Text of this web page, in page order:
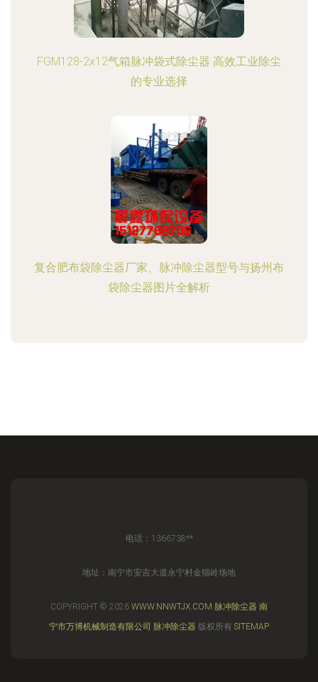
FGM128-2x12气箱脉冲袋式除尘器 高效工业除尘
的专业选择
复合肥布袋除尘器厂家、脉冲除尘器型号与扬州布
袋除尘器图片全解析
电话：1366738**
地址：南宁市安吉大道永宁村金猫岭场地
COPYRIGHT © 2026 WWW.NNWTJX.COM 脉冲除尘器 南
宁市万博机械制造有限公司 脉冲除尘器 版权所有 SITEMAP